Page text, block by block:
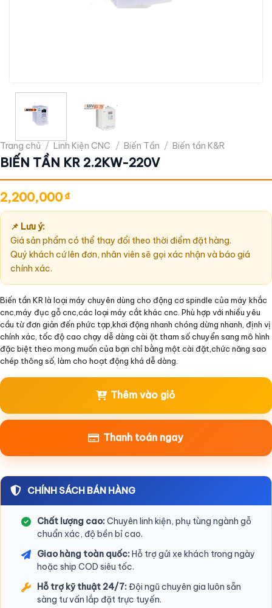
Trang chủ / Linh Kiện CNC / Biến Tần / Biến tần K&R
BIẾN TẦN KR 2.2KW-220V
2,200,000₫
📌 Lưu ý:
Giá sản phẩm có thể thay đổi theo thời điểm đặt hàng.
Quý khách cứ lên đơn, nhân viên sẽ gọi xác nhận và báo giá
chính xác.
Biến tần KR là loại máy chuyên dùng cho động cơ spindle của máy khắc
cnc,máy đục gỗ cnc,các loại máy cắt khác cnc. Phù hợp với nhiều yêu
cầu từ đơn giản đến phức tạp,khơi động nhanh chóng dừng nhanh, định vị
chính xác, tốc độ cao chạy dễ dàng cài ặt tham số chuyển sang mô hình
đặc biệt theo mong muốn của bạn chỉ bằng một cài đặt,chức năng sao
chép thông số, làm cho hoạt động khá dễ dàng.
Thêm vào giỏ
Thanh toán ngay
CHÍNH SÁCH BÁN HÀNG
Chất lượng cao:Chuyên linh kiện, phụ tùng ngành gỗ
chuẩn xác, độ bền bỉ cao.
Giao hàng toàn quốc:Hỗ trợ gửi xe khách trong ngày
hoặc ship COD siêu tốc.
Hỗ trợ kỹ thuật 24/7:Đội ngũ chuyên gia luôn sẵn
sàng tư vấn lắp đặt trực tuyến.